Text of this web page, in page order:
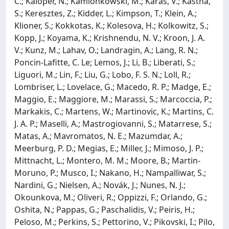
S.; Keresztes, Z.; Kidder, L.; Kimpson, T.; Klein, A.;
Klioner, S.; Kokkotas, K.; Kolesova, H.; Kolkowitz, S.;
Kopp, J.; Koyama, K.; Krishnendu, N. V.; Kroon, J. A.
V.; Kunz, M.; Lahav, O.; Landragin, A.; Lang, R. N.;
Poncin-Lafitte, C. Le; Lemos, J.; Li, B.; Liberati, S.;
Liguori, M.; Lin, F.; Liu, G.; Lobo, F. S. N.; Loll, R.;
Lombriser, L.; Lovelace, G.; Macedo, R. P.; Madge, E.;
Maggio, E.; Maggiore, M.; Marassi, S.; Marcoccia, P.;
Markakis, C.; Martens, W.; Martinovic, K.; Martins, C.
J. A. P.; Maselli, A.; Mastrogiovanni, S.; Matarrese, S.;
Matas, A.; Mavromatos, N. E.; Mazumdar, A.;
Meerburg, P. D.; Megias, E.; Miller, J.; Mimoso, J. P.;
Mittnacht, L.; Montero, M. M.; Moore, B.; Martin-
Moruno, P.; Musco, I.; Nakano, H.; Nampalliwar, S.;
Nardini, G.; Nielsen, A.; Novák, J.; Nunes, N. J.;
Okounkova, M.; Oliveri, R.; Oppizzi, F.; Orlando, G.;
Oshita, N.; Pappas, G.; Paschalidis, V.; Peiris, H.;
Peloso, M.; Perkins, S.; Pettorino, V.; Pikovski, I.; Pilo,